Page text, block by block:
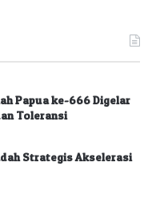
Papua ke-666 Digelar
Toleransi
Strategis Akselerasi